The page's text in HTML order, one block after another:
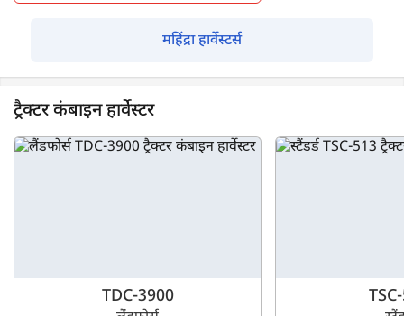
महिंद्रा हार्वेस्टर्स
ट्रैक्टर कंबाइन हार्वेस्टर
TDC-3900